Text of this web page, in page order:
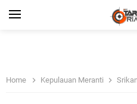
Home Kepulauan Meranti Srikandi